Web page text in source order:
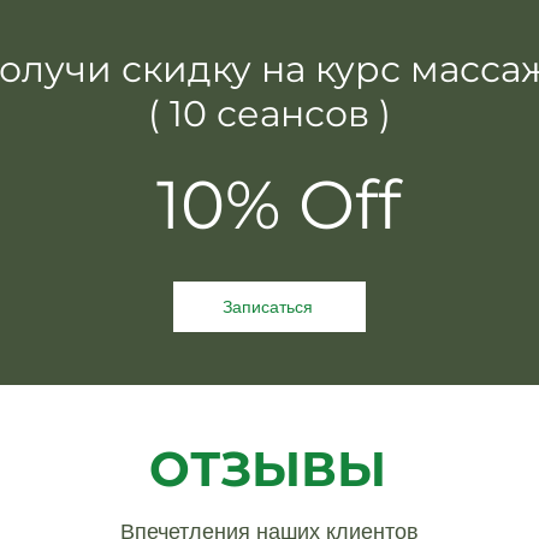
скидку на курс
( 10 сеансов )
10% Off
Записаться
ОТЗЫВЫ
Впечетления наших клиентов